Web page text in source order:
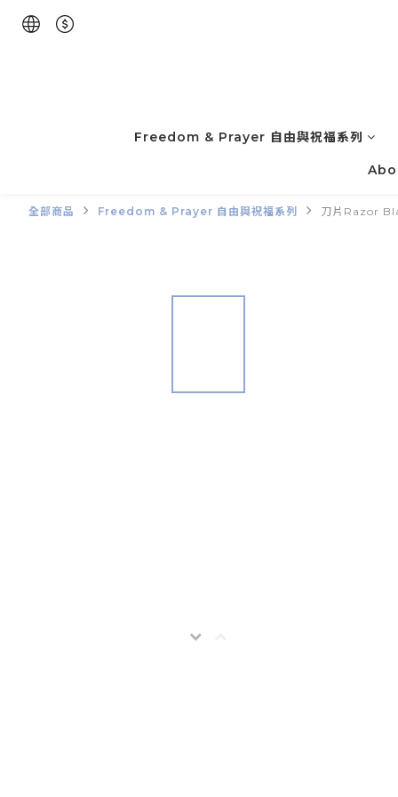
Freedom & Prayer 自由與祝福系列
全部商品 Freedom & Prayer 自由與祝福系列 刀片Razor